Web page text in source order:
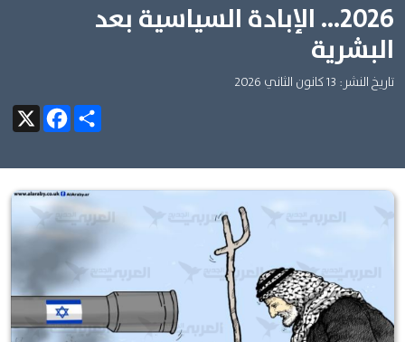
2026... الإبادة السياسية بعد
البشرية
تاريخ النشر: 13 كانون الثاني 2026
X
FacebookShare